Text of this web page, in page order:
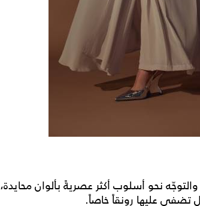
نحو أسلوب أكثر عصريةً بألوان محايدة،
عليها رونقاً خاصاً.